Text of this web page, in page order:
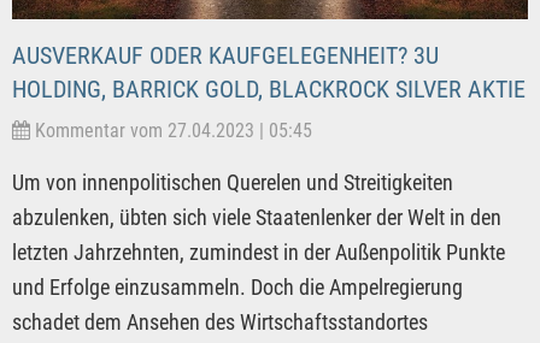
AUSVERKAUF ODER KAUFGELEGENHEIT? 3U
HOLDING, BARRICK GOLD, BLACKROCK SILVER AKTIE
Kommentar vom 27.04.2023 | 05:45
Um von innenpolitischen Querelen und Streitigkeiten
abzulenken, übten sich viele Staatenlenker der Welt in den
letzten Jahrzehnten, zumindest in der Außenpolitik Punkte
und Erfolge einzusammeln. Doch die Ampelregierung
schadet dem Ansehen des Wirtschaftsstandortes